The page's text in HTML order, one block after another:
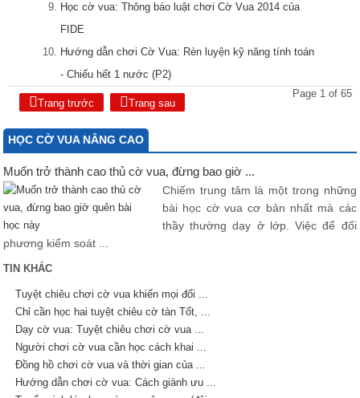
Học cờ vua: Thông báo luật chơi Cờ Vua 2014 của
FIDE
Hướng dẫn chơi Cờ Vua: Rèn luyện kỹ năng tính toán
- Chiếu hết 1 nước (P2)
Page 1 of 65
Trang trước
Trang sau
HỌC CỜ VUA NÂNG CAO
Muốn trở thành cao thủ cờ vua, đừng bao giờ ...
Chiếm trung tâm là một trong những
bài học cờ vua cơ bản nhất mà các
thầy thường dạy ở lớp. Việc để đối
phương kiểm soát ...
TIN KHÁC
Tuyệt chiêu chơi cờ vua khiến mọi đối ...
Chỉ cần học hai tuyệt chiêu cờ tàn Tốt, ...
Dạy cờ vua: Tuyệt chiêu chơi cờ vua ...
Người chơi cờ vua cần học cách khai ...
Đồng hồ chơi cờ vua và thời gian của ...
Hướng dẫn chơi cờ vua: Cách giành ưu ...